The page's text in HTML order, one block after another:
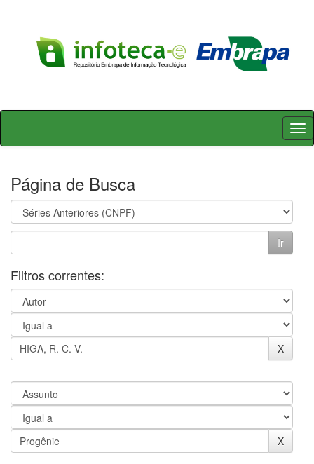
Skip
Página de Busca
Filtros correntes: